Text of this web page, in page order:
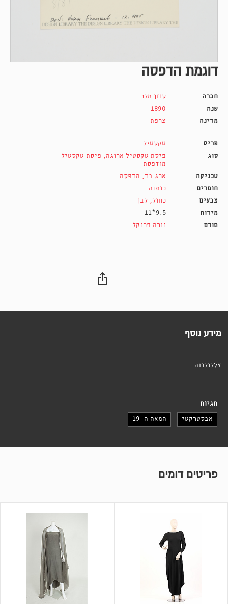
דוגמת הדפסה
חברה
סוזן מלר
שנה
1890
מדינה
צרפת
פריט
טקסטיל
סוג
פיסת טקסטיל ארוגה, פיסת טקסטיל
מודפסת
טכניקה
ארג בד, הדפסה
חומרים
כותנה
צבעים
כחול, לבן
מידות
9.5*11
תורם
נורה פרנקל
מידע נוסף
צללולוזה
תגיות
אבסטרקטי המאה ה-19
פריטים דומים